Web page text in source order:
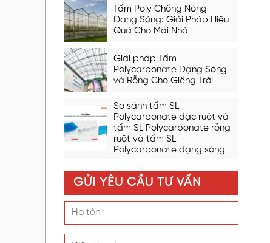
Tấm Poly Chống Nóng
Dạng Sóng: Giải Pháp Hiệu
Quả Cho Mái Nhà
Giải pháp Tấm
Polycarbonate Dạng Sóng
và Rỗng Cho Giếng Trời
So sánh tấm SL
Polycarbonate đặc ruột và
tấm SL Polycarbonate rỗng
ruột và tấm SL
Polycarbonate dạng sóng
GỬI YÊU CẦU TƯ VẤN